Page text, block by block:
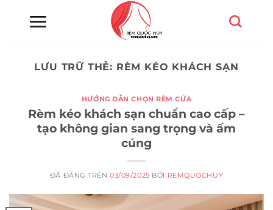
LƯU TRỮ THẺ: RÈM KÉO KHÁCH SẠN
HƯỚNG DẪN CHỌN RÈM CỬA
Rèm kéo khách sạn chuẩn cao cấp –
tạo không gian sang trọng và ấm
cúng
ĐÃ ĐĂNG TRÊN03/09/2025 BỞI REMQUOCHUY